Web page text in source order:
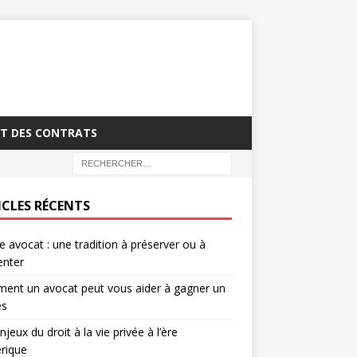
DES CONTRATS
RÉCENTS
avocat : une tradition à préserver ou à
un avocat peut vous aider à gagner un
du droit à la vie privée à l’ère